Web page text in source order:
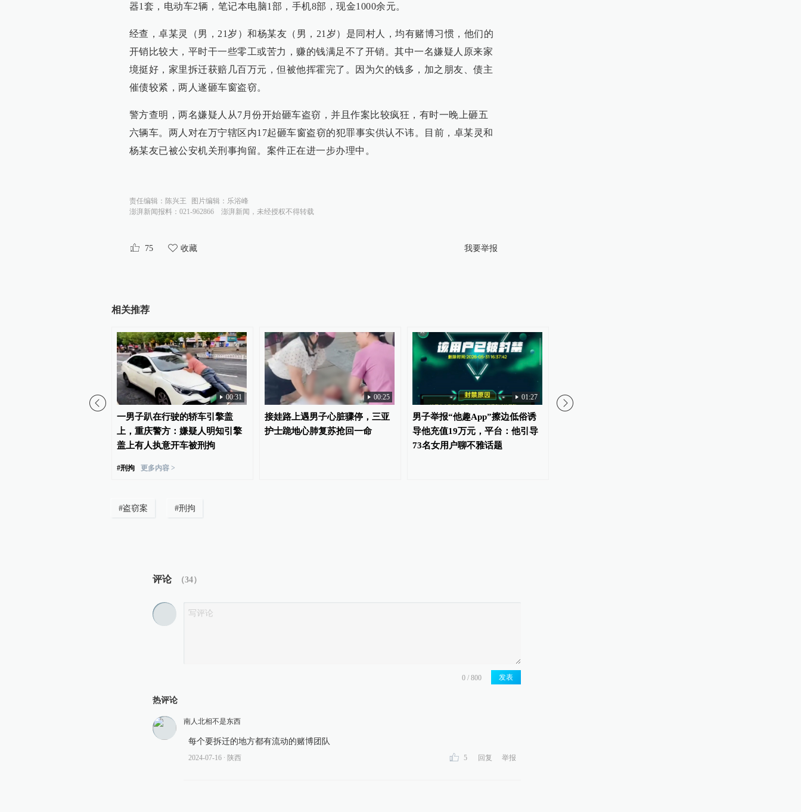
器1套，电动车2辆，笔记本电脑1部，手机8部，现金1000余元。
经查，卓某灵（男，21岁）和杨某友（男，21岁）是同村人，均有赌博习惯，他们的
开销比较大，平时干一些零工或苦力，赚的钱满足不了开销。其中一名嫌疑人原来家
境挺好，家里拆迁获赔几百万元，但被他挥霍完了。因为欠的钱多，加之朋友、债主
催债较紧，两人遂砸车窗盗窃。
警方查明，两名嫌疑人从7月份开始砸车盗窃，并且作案比较疯狂，有时一晚上砸五
六辆车。两人对在万宁辖区内17起砸车窗盗窃的犯罪事实供认不讳。目前，卓某灵和
杨某友已被公安机关刑事拘留。案件正在进一步办理中。
责任编辑： 陈兴王 图片编辑： 乐浴峰
澎湃新闻报料：021-962866
澎湃新闻，未经授权不得转载
75 收藏 我要举报
相关推荐
01:46 00:31
一男子趴在行驶的轿车引擎盖
上，重庆警方：嫌疑人明知引擎
盖上有人执意开车被刑拘
#刑拘 更多内容 >
00:25
接娃路上遇男子心脏骤停，三亚
护士跪地心肺复苏抢回一命
01:27
男子举报“他趣App”擦边低俗诱
导他充值19万元，平台：他引导
73名女用户聊不雅话题
#盗窃案 #刑拘
评论 （34）
发表
热评论
南人北相不是东西
每个要拆迁的地方都有流动的赌博团队
2024-07-16 ∙ 陕西 5 回复 举报